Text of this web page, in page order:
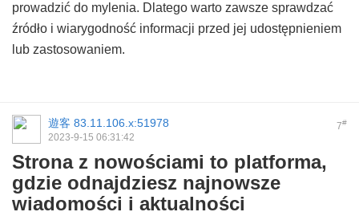
prowadzić do mylenia. Dlatego warto zawsze sprawdzać
źródło i wiarygodność informacji przed jej udostępnieniem
lub zastosowaniem.
7#
遊客 83.11.106.x:51978
2023-9-15 06:31:42
Strona z nowościami to platforma,
gdzie odnajdziesz najnowsze
wiadomości i aktualności